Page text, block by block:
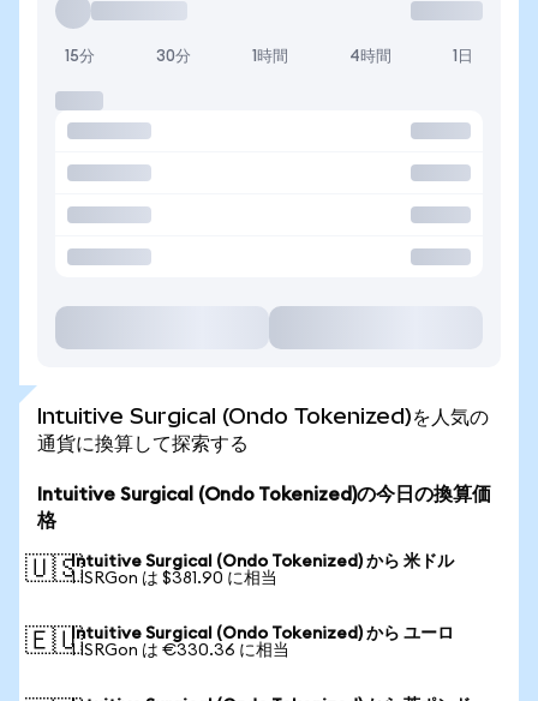
15分 30分 1時間 4時間 1日
Intuitive Surgical (Ondo Tokenized)を人気の
通貨に換算して探索する
Intuitive Surgical (Ondo Tokenized)の今日の換算価
格
🇺🇸Intuitive Surgical (Ondo Tokenized) から 米ドル
1 ISRGon は $381.90 に相当
🇪🇺Intuitive Surgical (Ondo Tokenized) から ユーロ
1 ISRGon は €330.36 に相当